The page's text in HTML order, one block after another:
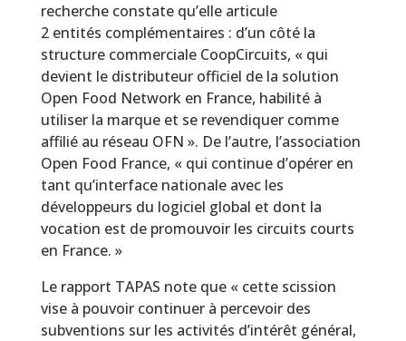
recherche constate qu’elle articule
2 entités complémentaires : d’un côté la
structure commerciale CoopCircuits, « qui
devient le distributeur officiel de la solution
Open Food Network en France, habilité à
utiliser la marque et se revendiquer comme
affilié au réseau OFN ». De l’autre, l’association
Open Food France, « qui continue d’opérer en
tant qu’interface nationale avec les
développeurs du logiciel global et dont la
vocation est de promouvoir les circuits courts
en France. »
Le rapport TAPAS note que « cette scission
vise à pouvoir continuer à percevoir des
subventions sur les activités d’intérêt général,